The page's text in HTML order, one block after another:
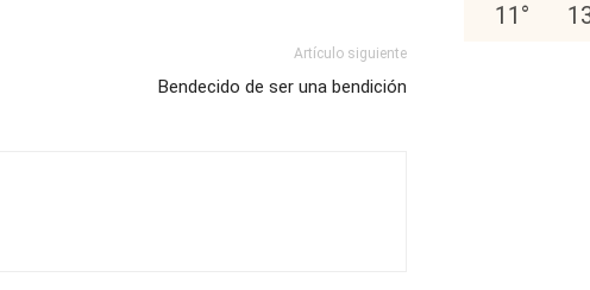
Artículo siguiente
Bendecido de ser una bendición
11 °